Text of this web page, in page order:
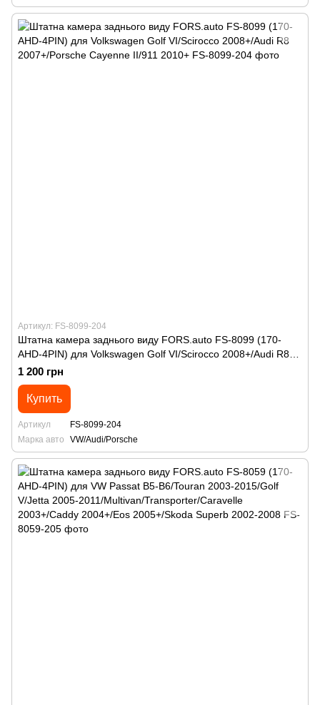
Артикул: FS-8099-204
Штатна камера заднього виду FORS.auto FS-8099 (170-
AHD-4PIN) для Volkswagen Golf VI/Scirocco 2008+/Audi R8
2007+/Porsche Cayenne II/911 2010+
1 200 грн
Купить
Артикул
FS-8099-204
Марка авто
VW/Audi/Porsche